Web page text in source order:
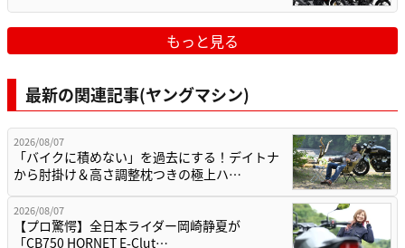
もっと見る
最新の関連記事(ヤングマシン)
2026/08/07
「バイクに積めない」を過去にする！デイトナ
から肘掛け＆高さ調整枕つきの極上ハ…
2026/08/07
【プロ驚愕】全日本ライダー岡崎静夏が
「CB750 HORNET E-Clut…